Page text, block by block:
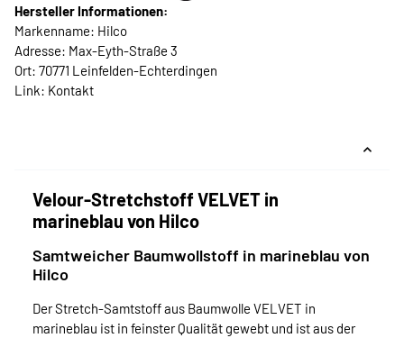
Hersteller Informationen:
Markenname: Hilco
Adresse: Max-Eyth-Straße 3
Ort: 70771 Leinfelden-Echterdingen
Link: Kontakt
Velour-Stretchstoff VELVET in
marineblau von Hilco
Samtweicher Baumwollstoff in marineblau von
Hilco
Der Stretch-Samtstoff aus Baumwolle VELVET in
marineblau ist in feinster Qualität gewebt und ist aus der